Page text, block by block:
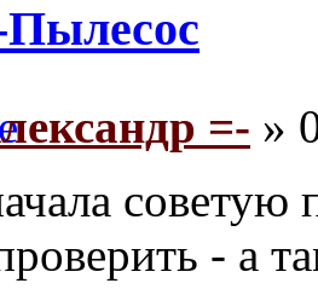
Пылесос
=- »
советую
- а